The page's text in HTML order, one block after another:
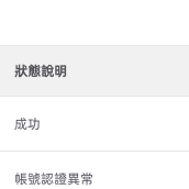
狀態說明
成功
帳號認證異常